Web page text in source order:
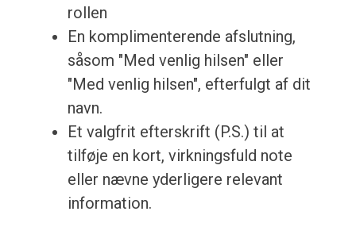
rollen
En komplimenterende afslutning,
såsom "Med venlig hilsen" eller
"Med venlig hilsen", efterfulgt af dit
navn.
Et valgfrit efterskrift (P.S.) til at
tilføje en kort, virkningsfuld note
eller nævne yderligere relevant
information.